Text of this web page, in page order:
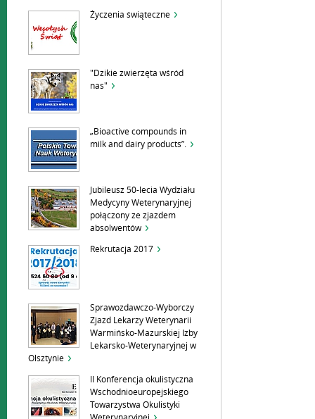
Życzenia świąteczne
"Dzikie zwierzęta wśród
nas"
„Bioactive compounds in
milk and dairy products”.
Jubileusz 50-lecia Wydziału
Medycyny Weterynaryjnej
połączony ze zjazdem
absolwentów
Rekrutacja 2017
Sprawozdawczo-Wyborczy
Zjazd Lekarzy Weterynarii
Warmińsko-Mazurskiej Izby
Lekarsko-Weterynaryjnej w
Olsztynie
II Konferencja okulistyczna
Wschodnioeuropejskiego
Towarzystwa Okulistyki